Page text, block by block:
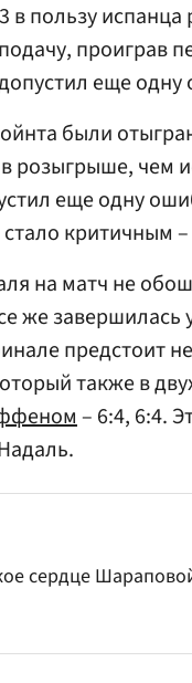
в пользу
проиграв
еще одну
были
розыгрыше, чем
еще одну
критичным –
на матч не
же
предстоит
также в
– 6:4, 6:4.
сердце